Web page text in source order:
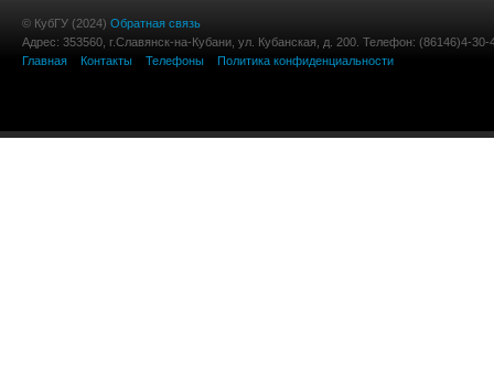
© КубГУ (2024) Обратная связь
Адрес: 353560, г.Славянск-на-Кубани, ул. Кубанская, д. 200. Телефон: (86146)4-30-
Главная
Контакты Телефоны Политика конфиденциальности